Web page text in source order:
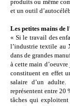
produits ou même
et un outil
Les petites mains de
« Si le travail des
l’industrie textile au
dans de grandes
à cette main
constituent en effet
salaire d’un
représentent entre 20
tâches qui